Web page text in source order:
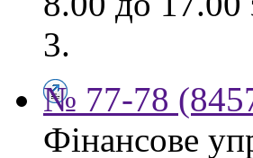
3.
№ 77-78
Фінансове